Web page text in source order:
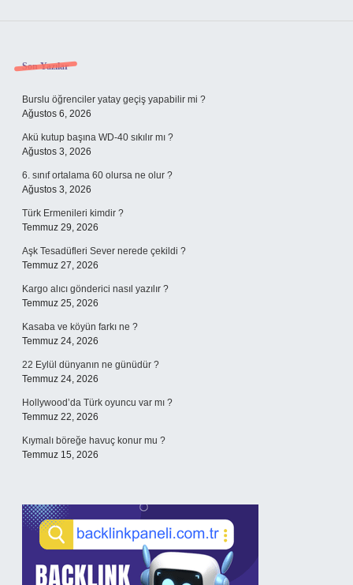
Sidebar
Son Yazılar
Burslu öğrenciler yatay geçiş yapabilir mi ?
Ağustos 6, 2026
Akü kutup başına WD-40 sıkılır mı ?
Ağustos 3, 2026
6. sınıf ortalama 60 olursa ne olur ?
Ağustos 3, 2026
Türk Ermenileri kimdir ?
Temmuz 29, 2026
Aşk Tesadüfleri Sever nerede çekildi ?
Temmuz 27, 2026
Kargo alıcı gönderici nasıl yazılır ?
Temmuz 25, 2026
Kasaba ve köyün farkı ne ?
Temmuz 24, 2026
22 Eylül dünyanın ne günüdür ?
Temmuz 24, 2026
Hollywood’da Türk oyuncu var mı ?
Temmuz 22, 2026
Kıymalı böreğe havuç konur mu ?
Temmuz 15, 2026